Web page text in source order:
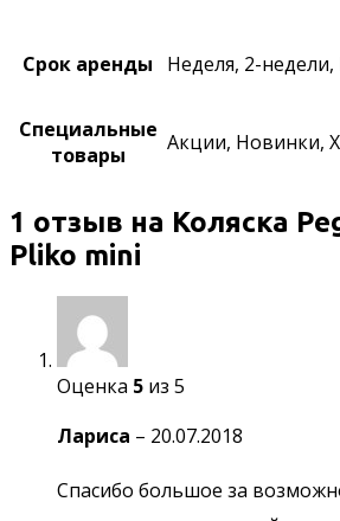
Срок аренды Неделя, 2-
Специальные
товары
Акции, Новинки,
1 отзыв на Коляска
Pliko mini
Оценка 5 из 5
Лариса – 20.07.2018
Спасибо большое за